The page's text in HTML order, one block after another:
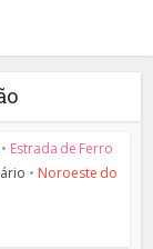
• Estrada de Ferro
• Noroeste do